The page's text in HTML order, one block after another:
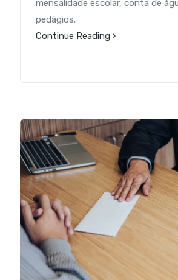
mensalidade escolar, conta de
pedágios.
Continue Reading